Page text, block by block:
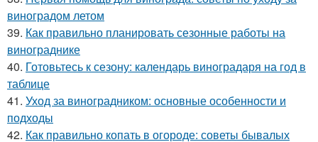
виноградом летом
39. Как правильно планировать сезонные работы на
винограднике
40. Готовьтесь к сезону: календарь виноградаря на год в
таблице
41. Уход за виноградником: основные особенности и
подходы
42. Как правильно копать в огороде: советы бывалых